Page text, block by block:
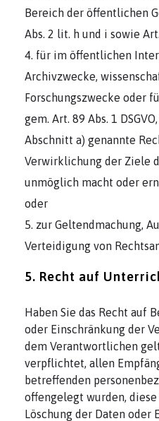
Bereich der öffentlichen
Abs. 2 lit. h und i sowie Art.
für im öffentlichen
Archivzwecke,
Forschungszwecke oder
gem. Art. 89 Abs. 1
Abschnitt a) genannte
Verwirklichung der Ziele
unmöglich macht oder
oder
zur Geltendmachung,
Verteidigung von
5. Recht auf
Haben Sie das Recht auf
oder Einschränkung der
dem Verantwortlichen
verpflichtet, allen
betreffenden
offengelegt wurden,
Löschung der Daten oder